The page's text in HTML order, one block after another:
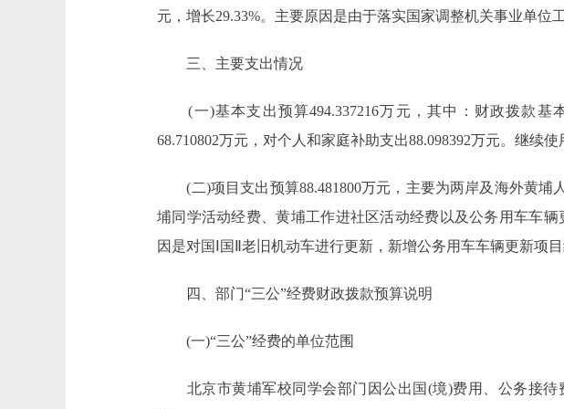
元，增长29.33%。主要原因是由于落实国家调整机关事业单位
三、主要支出情况
(一)基本支出预算494.337216万元，其中：财政拨款基本
68.710802万元，对个人和家庭补助支出88.098392万元。继续使
(二)项目支出预算88.481800万元，主要为两岸及海外黄埔
埔同学活动经费、黄埔工作进社区活动经费以及公务用车车辆
因是对国Ⅰ国Ⅱ老旧机动车进行更新，新增公务用车车辆更新项目
四、部门“三公”经费财政拨款预算说明
(一)“三公”经费的单位范围
北京市黄埔军校同学会部门因公出国(境)费用、公务接待